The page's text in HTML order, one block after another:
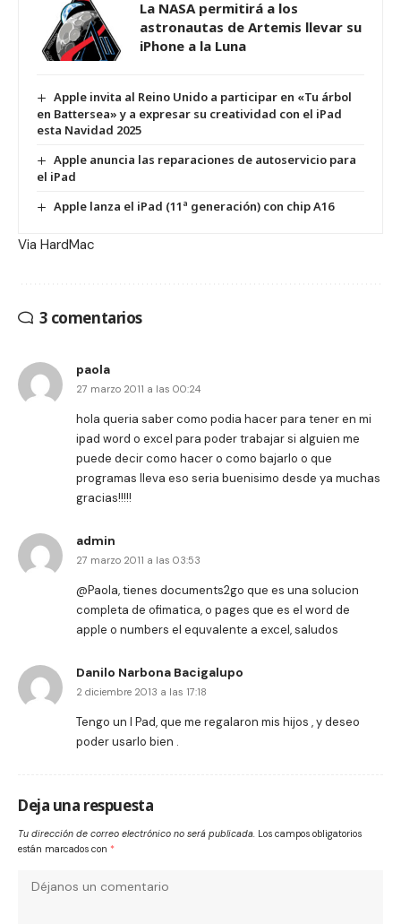
La NASA permitirá a los
astronautas de Artemis llevar su
iPhone a la Luna
Apple invita al Reino Unido a participar en «Tu árbol
en Battersea» y a expresar su creatividad con el iPad
esta Navidad 2025
Apple anuncia las reparaciones de autoservicio para
el iPad
Apple lanza el iPad (11ª generación) con chip A16
Via HardMac
3 comentarios
paola
27 marzo 2011 a las 00:24
hola queria saber como podia hacer para tener en mi
ipad word o excel para poder trabajar si alguien me
puede decir como hacer o como bajarlo o que
programas lleva eso seria buenisimo desde ya muchas
gracias!!!!!
admin
27 marzo 2011 a las 03:53
@Paola, tienes documents2go que es una solucion
completa de ofimatica, o pages que es el word de
apple o numbers el equvalente a excel, saludos
Danilo Narbona Bacigalupo
2 diciembre 2013 a las 17:18
Tengo un I Pad, que me regalaron mis hijos , y deseo
poder usarlo bien .
Deja una respuesta
Tu dirección de correo electrónico no será publicada. Los campos obligatorios
están marcados con *